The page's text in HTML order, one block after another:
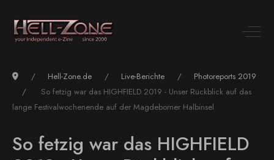
Hell-Zone.de Live-Berichte
Photoreports 2019
So fetzig war das HIGHFIELD 2019 - Unser Rückblick auf das
lange Festivalwochenende auf der Magdeborner Halbinsel
So fetzig war das HIGHFIELD